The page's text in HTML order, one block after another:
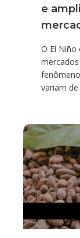
e
O El Niño
variam de